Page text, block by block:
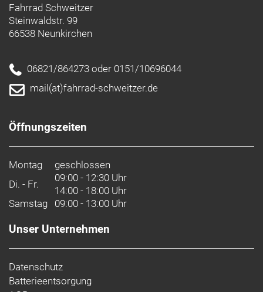
Fahrrad Schweitzer
Steinwaldstr. 99
66538 Neunkirchen
06821/864273 oder 0151/10696044
mail(at)fahrrad-schweitzer.de
Öffnungszeiten
Montag
geschlossen
Di. - Fr.
09:00 - 12:30 Uhr
14:00 - 18:00 Uhr
Samstag 09:00 - 13:00 Uhr
Unser Unternehmen
Datenschutz
Batterieentsorgung